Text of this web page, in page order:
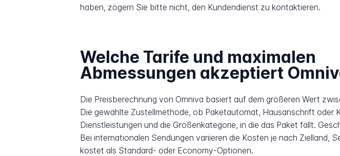
haben, zögern Sie bitte nicht, den Kundendienst zu kontaktieren.
Welche Tarife und maximalen
Abmessungen akzeptiert
Die Preisberechnung von Omniva basiert auf dem größeren Wert
Die gewählte Zustellmethode, ob Paketautomat, Hausanschrift oder
Dienstleistungen und die Größenkategorie, in die das Paket fällt.
Bei internationalen Sendungen variieren die Kosten je nach
kostet als Standard- oder Economy-Optionen.